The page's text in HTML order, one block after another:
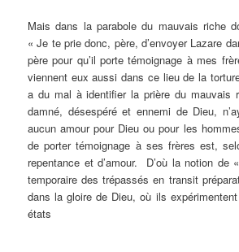
Mais dans la parabole du mauvais riche
« Je te prie donc, père, d’envoyer Lazare
père pour qu’il porte témoignage à mes
viennent eux aussi dans ce lieu de la
a du mal à identifier la prière du mauvais
damné, désespéré et ennemi de Dieu,
aucun amour pour Dieu ou pour les
de porter témoignage à ses frères est,
repentance et d’amour. D’où la notion de
temporaire des trépassés en transit
dans la gloire de Dieu, où ils
états